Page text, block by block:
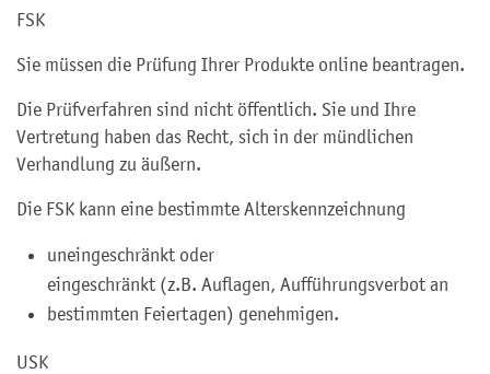
FSK
Sie müssen die Prüfung Ihrer Produkte online beantragen.
Die Prüfverfahren sind nicht öffentlich. Sie und Ihre
Vertretung haben das Recht, sich in der mündlichen
Verhandlung zu äußern.
Die FSK kann eine bestimmte Alterskennzeichnung
uneingeschränkt oder
eingeschränkt (z.B. Auflagen, Aufführungsverbot an
bestimmten Feiertagen) genehmigen.
USK